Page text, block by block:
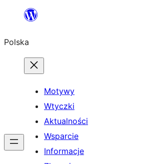
Przejdź
treści
Polska
Motywy
Wtyczki
Aktualności
Wsparcie
Informacje